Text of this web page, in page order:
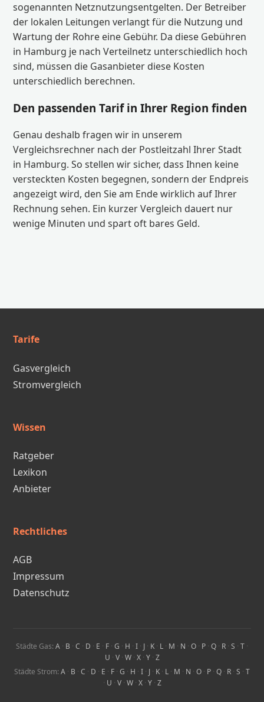
sogenannten Netznutzungsentgelten. Der Betreiber
der lokalen Leitungen verlangt für die Nutzung und
Wartung der Rohre eine Gebühr. Da diese Gebühren
in Hamburg je nach Verteilnetz unterschiedlich hoch
sind, müssen die Gasanbieter diese Kosten
unterschiedlich berechnen.
Den passenden Tarif in Ihrer Region finden
Genau deshalb fragen wir in unserem
Vergleichsrechner nach der Postleitzahl Ihrer Stadt
in Hamburg. So stellen wir sicher, dass Ihnen keine
versteckten Kosten begegnen, sondern der Endpreis
angezeigt wird, den Sie am Ende wirklich auf Ihrer
Rechnung sehen. Ein kurzer Vergleich dauert nur
wenige Minuten und spart oft bares Geld.
Tarife
Gasvergleich
Stromvergleich
Wissen
Ratgeber
Lexikon
Anbieter
Rechtliches
AGB
Impressum
Datenschutz
Städte Gas: A · B · C · D · E · F · G · H · I · J · K · L · M · N · O · P · Q · R · S · T ·
U · V· W· X· Y· Z
Städte Strom: A · B · C · D · E · F · G · H · I · J · K · L · M · N · O · P · Q · R · S · T
· U · V· W· X· Y· Z